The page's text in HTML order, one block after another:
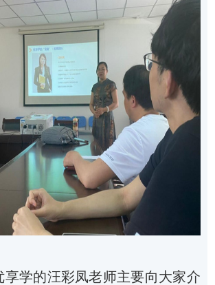
享学的汪彩凤老师主要向大家介